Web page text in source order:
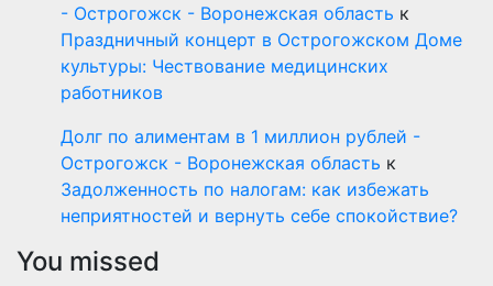
- Острогожск - Воронежская область к
Праздничный концерт в Острогожском Доме
культуры: Чествование медицинских
работников
Долг по алиментам в 1 миллион рублей -
Острогожск - Воронежская область к
Задолженность по налогам: как избежать
неприятностей и вернуть себе спокойствие?
You missed